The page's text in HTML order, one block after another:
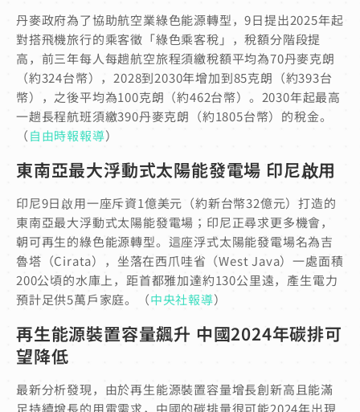
丹麥政府為了協助航空業綠色能源轉型，9日提出2025年起
對搭飛機旅行的乘客徵「綠色乘客稅」，稅額分階段提
高，前三年每人每趟航空旅程須繳稅額平均為70丹麥克朗
（約324台幣），2028到2030年增加到85克朗（約393台
幣），之後平均為100克朗（約462台幣）。2030年起最高
一趟長程航班須繳390丹麥克朗（約1805台幣）的稅金。
（自由時報報導）
東南亞最大浮動式太陽能發電場 印尼啟用
印尼9日啟用一座斥資1億美元（約新台幣32億元）打造的
東南亞最大浮動式太陽能發電場；印尼正尋求更多機會，
朝可再生的綠色能源轉型。這座浮式太陽能發電場名為吉
魯塔（Cirata），坐落在西爪哇省（West Java）一處面積
200公頃的水庫上，距首都雅加達約130公里遠，產生電力
預計足供5萬戶家庭。（中央社報導）
再生能源裝置容量飆升 中國2024年碳排可
望降低
最新分析發現，由於再生能源裝置容量增長創新高且能滿